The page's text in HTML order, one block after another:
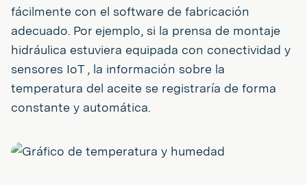
fácilmente con el software de fabricación
adecuado. Por ejemplo, si la prensa de montaje
hidráulica estuviera equipada con conectividad y
sensores IoT , la información sobre la
temperatura del aceite se registraría de forma
constante y automática.